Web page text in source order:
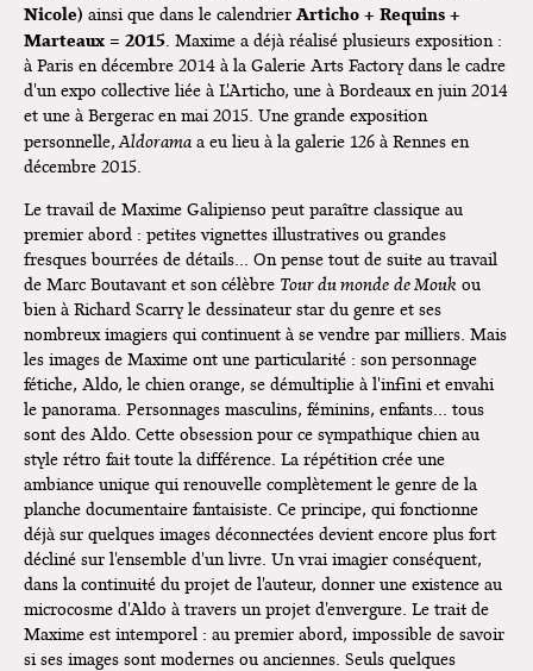
Nicole) ainsi que dans le calendrierArticho + Requins +
Marteaux = 2015. Maxime a déjà réalisé plusieurs exposition :
à Paris en décembre 2014 à la Galerie Arts Factory dans le cadre
d'un expo collective liée à L'Articho, une à Bordeaux en juin 2014
et une à Bergerac en mai 2015. Une grande exposition
personnelle,Aldorama a eu lieu à la galerie 126 à Rennes en
décembre 2015.
Le travail de Maxime Galipienso peut paraître classique au
premier abord : petites vignettes illustratives ou grandes
fresques bourrées de détails... On pense tout de suite au travail
de Marc Boutavant et son célèbre Tour du monde de Mouk ou
bien à Richard Scarry le dessinateur star du genre et ses
nombreux imagiers qui continuent à se vendre par milliers. Mais
les images de Maxime ont une particularité : son personnage
fétiche, Aldo, le chien orange, se démultiplie à l'infini et envahi
le panorama. Personnages masculins, féminins, enfants... tous
sont des Aldo. Cette obsession pour ce sympathique chien au
style rétro fait toute la différence. La répétition crée une
ambiance unique qui renouvelle complètement le genre de la
planche documentaire fantaisiste. Ce principe, qui fonctionne
déjà sur quelques images déconnectées devient encore plus fort
décliné sur l'ensemble d'un livre. Un vrai imagier conséquent,
dans la continuité du projet de l'auteur, donner une existence au
microcosme d'Aldo à travers un projet d'envergure. Le trait de
Maxime est intemporel : au premier abord, impossible de savoir
si ses images sont modernes ou anciennes. Seuls quelques
Lancements de "Ras le bol" de
Cardon
Exposition "Fungirl : Funeral
Home" à Colomiers
Dédicace de Gwénola Carrère à
Bruxelles